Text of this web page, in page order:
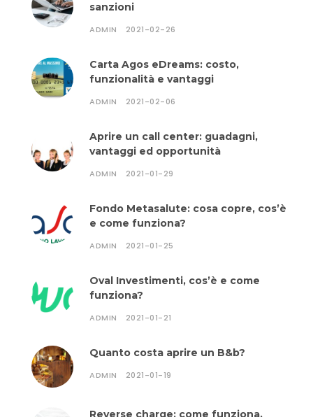
sanzioni
ADMIN 2021-02-26
Carta Agos eDreams: costo,
funzionalità e vantaggi
ADMIN 2021-02-06
Aprire un call center: guadagni,
vantaggi ed opportunità
ADMIN 2021-01-29
Fondo Metasalute: cosa copre, cos’è
e come funziona?
ADMIN 2021-01-25
Oval Investimenti, cos’è e come
funziona?
ADMIN 2021-01-21
Quanto costa aprire un B&b?
ADMIN 2021-01-19
Reverse charge: come funziona,